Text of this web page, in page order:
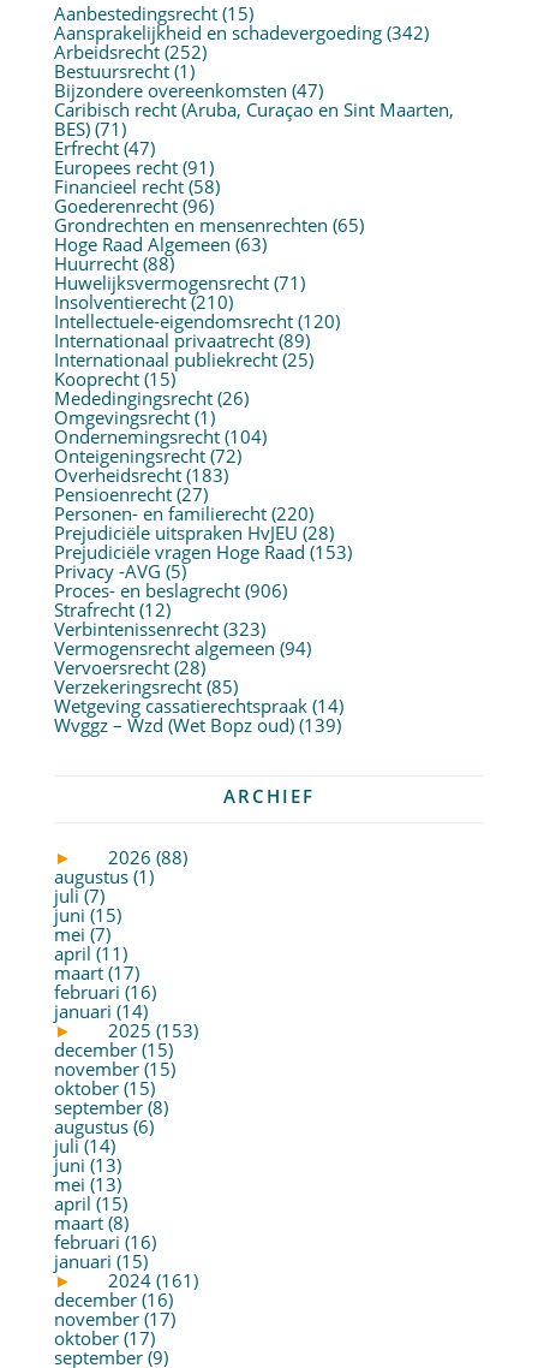
Aanbestedingsrecht(15)
Aansprakelijkheid en schadevergoeding(342)
Arbeidsrecht(252)
Bestuursrecht(1)
Bijzondere overeenkomsten (47)
Caribisch recht (Aruba, Curaçao en Sint Maarten,
BES)(71)
Erfrecht(47)
Europees recht(91)
Financieel recht(58)
Goederenrecht(96)
Grondrechten en mensenrechten (65)
Hoge Raad Algemeen (63)
Huurrecht(88)
Huwelijksvermogensrecht(71)
Insolventierecht(210)
Intellectuele-eigendomsrecht(120)
Internationaal privaatrecht(89)
Internationaal publiekrecht(25)
Kooprecht(15)
Mededingingsrecht(26)
Omgevingsrecht(1)
Ondernemingsrecht(104)
Onteigeningsrecht(72)
Overheidsrecht(183)
Pensioenrecht(27)
Personen- en familierecht(220)
Prejudiciële uitspraken HvJEU (28)
Prejudiciële vragen Hoge Raad (153)
Privacy -AVG (5)
Proces- en beslagrecht(906)
Strafrecht(12)
Verbintenissenrecht(323)
Vermogensrecht algemeen (94)
Vervoersrecht(28)
Verzekeringsrecht(85)
Wetgeving cassatierechtspraak(14)
Wvggz – Wzd (Wet Bopz oud)(139)
ARCHIEF
►
2026 (88)
augustus (1)
juli (7)
juni (15)
mei (7)
april (11)
maart (17)
februari (16)
januari (14)
►
2025 (153)
december (15)
november (15)
oktober (15)
september (8)
augustus (6)
juli (14)
juni (13)
mei (13)
april (15)
maart (8)
februari (16)
januari (15)
►
2024 (161)
december (16)
november (17)
oktober (17)
september (9)